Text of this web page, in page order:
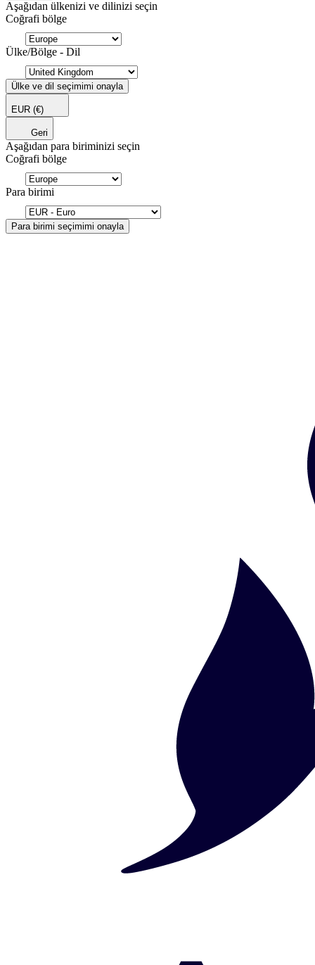
Aşağıdan ülkenizi ve dilinizi seçin
Coğrafi bölge
Ülke/Bölge - Dil
Ülke ve dil seçimimi onayla
EUR (€)
Geri
Aşağıdan para biriminizi seçin
Coğrafi bölge
Para birimi
Para birimi seçimimi onayla